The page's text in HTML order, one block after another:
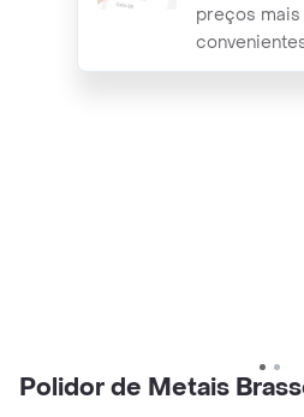
preços mais
Polidor de Metais